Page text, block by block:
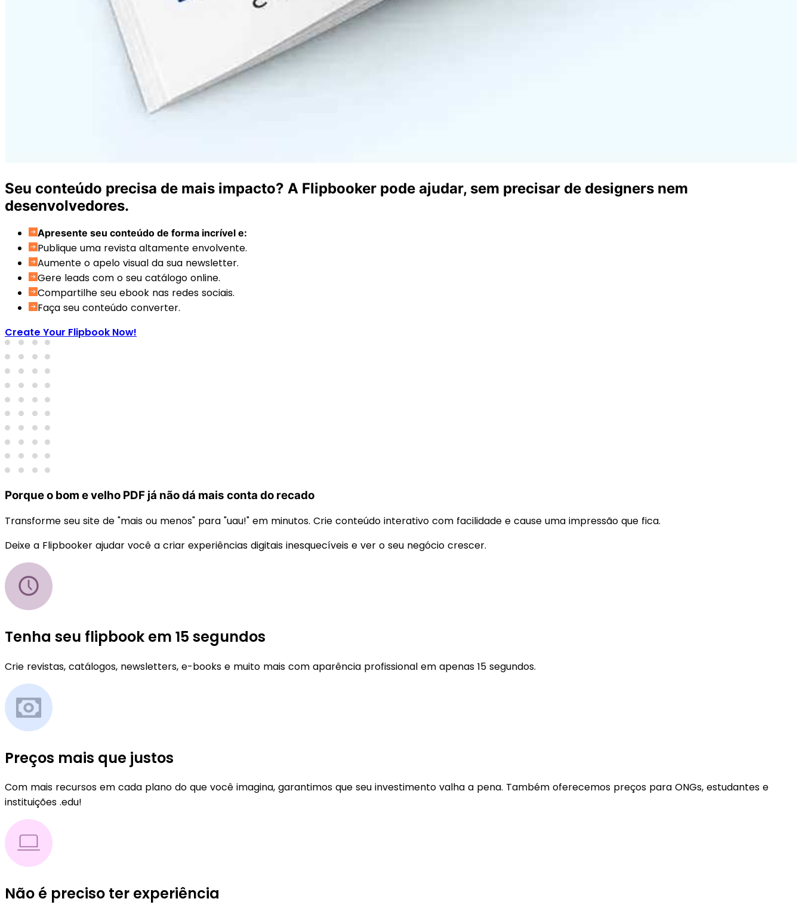
Seu conteúdo precisa de mais impacto? A Flipbooker pode ajudar, sem precisar de designers nem
desenvolvedores.
Apresente seu conteúdo de forma incrível e:
Publique uma revista altamente envolvente.
Aumente o apelo visual da sua newsletter.
Gere leads com o seu catálogo online.
Compartilhe seu ebook nas redes sociais.
Faça seu conteúdo converter.
Create Your Flipbook Now!
Porque o bom e velho PDF já não dá mais conta do recado
Transforme seu site de "mais ou menos" para "uau!" em minutos. Crie conteúdo interativo com facilidade e cause uma impressão que fica.
Deixe a Flipbooker ajudar você a criar experiências digitais inesquecíveis e ver o seu negócio crescer.
Tenha seu flipbook em 15 segundos
Crie revistas, catálogos, newsletters, e-books e muito mais com aparência profissional em apenas 15 segundos.
Preços mais que justos
Com mais recursos em cada plano do que você imagina, garantimos que seu investimento valha a pena. Também oferecemos preços para ONGs, estudantes e
instituições .edu!
Não é preciso ter experiência